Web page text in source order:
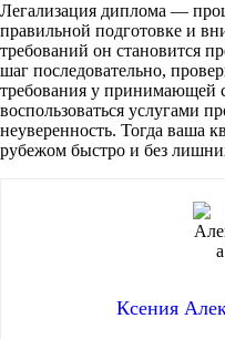
Легализация диплома —
правильной подготовке и
требований он становится
шаг последовательно,
требования у принимающей
воспользоваться услугами
неуверенность. Тогда ваша
рубежом быстро и без
Ксения